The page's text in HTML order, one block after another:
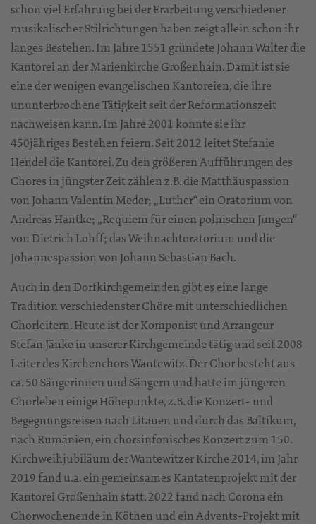
schon viel Erfahrung bei der Erarbeitung verschiedener
musikalischer Stilrichtungen haben zeigt allein schon ihr
langes Bestehen. Im Jahre 1551 gründete Johann Walter die
Kantorei an der Marienkirche Großenhain. Damit ist sie
eine der wenigen evangelischen Kantoreien, die ihre
ununterbrochene Tätigkeit seit der Reformationszeit
nachweisen kann. Im Jahre 2001 konnte sie ihr
450jähriges Bestehen feiern. Seit 2012 leitet Stefanie
Hendel die Kantorei. Zu den größeren Aufführungen des
Chores in jüngster Zeit zählen z.B. die Matthäuspassion
von Johann Valentin Meder; „Luther“ ein Oratorium von
Andreas Hantke; „Requiem für einen polnischen Jungen“
von Dietrich Lohff; das Weihnachtoratorium und die
Johannespassion von Johann Sebastian Bach.
Auch in den Dorfkirchgemeinden gibt es eine lange
Tradition verschiedenster Chöre mit unterschiedlichen
Chorleitern. Heute ist der Komponist und Arrangeur
Stefan Jänke in unserer Kirchgemeinde tätig und seit 2008
Leiter des Kirchenchors Wantewitz. Der Chor besteht aus
ca. 50 Sängerinnen und Sängern und hatte im jüngeren
Chorleben einige Höhepunkte, z.B. die Konzert- und
Begegnungsreisen nach Litauen und durch das Baltikum,
nach Rumänien, ein chorsinfonisches Konzert zum 150.
Kirchweihjubiläum der Wantewitzer Kirche 2014, im Jahr
2019 fand u.a. ein gemeinsames Kantatenprojekt mit der
Kantorei Großenhain statt. 2022 fand nach Corona ein
Chorwochenende in Köthen und ein Advents-Projekt mit